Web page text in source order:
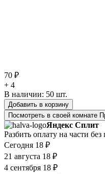
70 ₽
+ 4
В наличии: 50 шт.
Добавить в корзину
Посмотреть в своей комнате
Яндекс Сплит
Разбить оплату на части без
Сегодня 18 ₽
21 августа 18 ₽
4 сентября 18 ₽